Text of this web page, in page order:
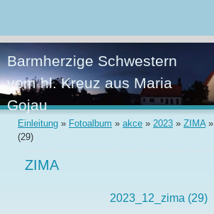
Barmherzige Schwestern
vom hl. Kreuz aus Maria
Gojau
Einleitung » Fotoalbum » akce » 2023 » ZIMA»
(29)
ZIMA
2023_12_zima (29)